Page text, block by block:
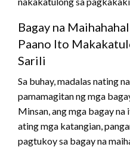
Bagay na
Paano Ito
Sarili
Sa buhay, madalas nating
pamamagitan ng mga
Minsan, ang mga bagay
ating mga katangian,
pagtukoy sa bagay na